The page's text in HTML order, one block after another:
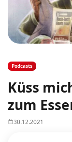
Podcasts
Küss
zum
30.12.2021